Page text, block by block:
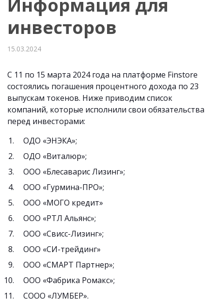
Информация для
инвесторов
15.03.2024
С 11 по 15 марта 2024 года на платформе Finstore
состоялись погашения процентного дохода по 23
выпускам токенов. Ниже приводим список
компаний, которые исполнили свои обязательства
перед инвесторами:
ОДО «ЭНЭКА»;
ОДО «Виталюр»;
ООО «Блесаварис Лизинг»;
ООО «Гурмина-ПРО»;
ООО «МОГО кредит»
ООО «РТЛ Альянс»;
ООО «Свисс-Лизинг»;
ООО «СИ-трейдинг»
ООО «СМАРТ Партнер»;
ООО «Фабрика Ромакс»;
СООО «ЛУМБЕР».